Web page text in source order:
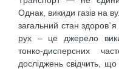
Однак, викиди газів на
загальний стан здоров`я
рух – це джерело
тонко-дисперсних
досліджень свідчить,